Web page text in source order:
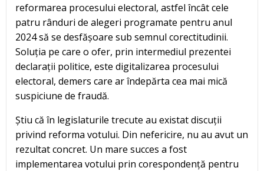
reformarea procesului electoral, astfel încât cele
patru rânduri de alegeri programate pentru anul
2024 să se desfășoare sub semnul corectitudinii.
Soluția pe care o ofer, prin intermediul prezentei
declarații politice, este digitalizarea procesului
electoral, demers care ar îndepărta cea mai mică
suspiciune de fraudă.
Știu că în legislaturile trecute au existat discuții
privind reforma votului. Din nefericire, nu au avut un
rezultat concret. Un mare succes a fost
implementarea votului prin corespondență pentru